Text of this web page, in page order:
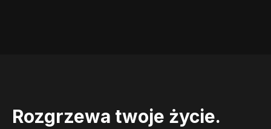
Rozgrzewa twoje życie.